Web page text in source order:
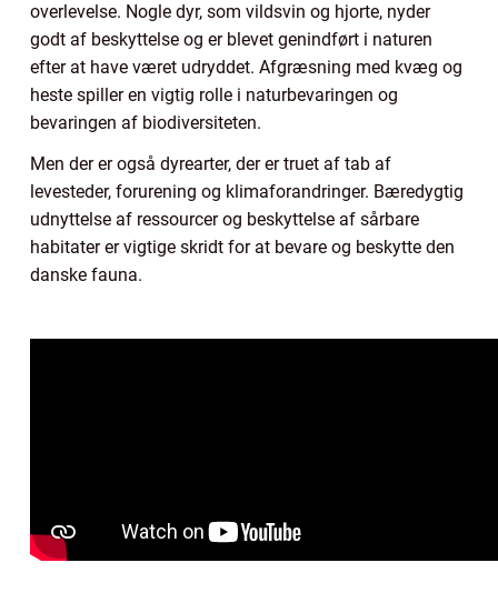
overlevelse. Nogle dyr, som vildsvin og hjorte, nyder
godt af beskyttelse og er blevet genindført i naturen
efter at have været udryddet. Afgræsning med kvæg og
heste spiller en vigtig rolle i naturbevaringen og
bevaringen af biodiversiteten.
Men der er også dyrearter, der er truet af tab af
levesteder, forurening og klimaforandringer. Bæredygtig
udnyttelse af ressourcer og beskyttelse af sårbare
habitater er vigtige skridt for at bevare og beskytte den
danske fauna.